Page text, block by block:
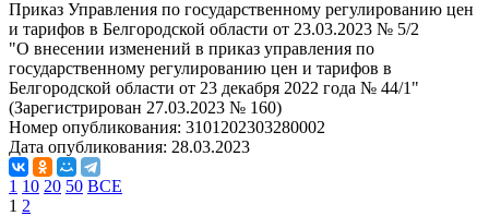
Приказ Управления по государственному регулированию цен
и тарифов в Белгородской области от 23.03.2023 № 5/2
"О внесении изменений в приказ управления по
государственному регулированию цен и тарифов в
Белгородской области от 23 декабря 2022 года № 44/1"
(Зарегистрирован 27.03.2023 № 160)
Номер опубликования: 3101202303280002
Дата опубликования: 28.03.2023
1 10 20 50 ВСЕ
1 2